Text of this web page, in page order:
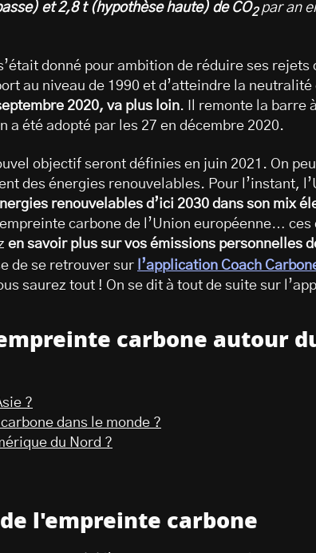
et 2,8 t (hypothèse haute) de CO2par an
donné pour ambition de réduire ses rejets
au niveau de 1990 et d’atteindre la neutralité
2020, va plus loin. Il remonte la barre
a été adopté par les 27 en décembre 2020.
objectif seront définies en juin 2021. On
des énergies renouvelables. Pour l’instant,
renouvelables d’ici 2030 dans son mix
carbone de l’Union européenne… ces
en savoir plus sur vos émissions personnelles
de se retrouver sur l’application Coach
saurez tout ! On se dit à tout de suite sur
carbone autour
?
dans le monde ?
du Nord ?
l'empreinte carbone